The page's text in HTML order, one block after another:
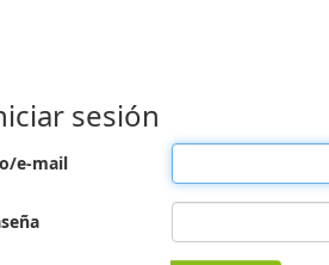
sesión
e-mail